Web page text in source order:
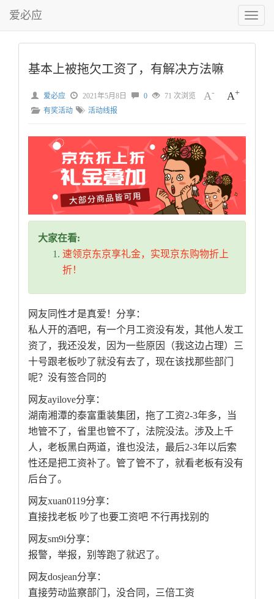
切
换
菜
爱必应
基本上被拖欠工资了，有解决方法嘛
A- A+
爱必应 2021年5月8日 0
71 次浏览
有奖活动
活动线报
大家在看:
速领京东京享礼金，实现京东购物折上
折！
网友同性才是真爱！分享：
私人开的酒吧，有一个月工资没有发，其他人发工
资了，我还没发，因为一些原因（我这边占理）三
十号跟老板吵了就没有去了，现在该找那些部门
呢？没有签合同的
网友ayilove分享：
湖南湘潭的泰富重装集团，拖了工资2-3年多，当
地管不了，省里也管不了，法院没法。涉及上千
人，老板黑白两道，谁也没法，最后2-3年以后索
性还是把工资补了。管了管不了，就看老板有没有
后台了。
网友xuan0119分享：
直接找老板 吵了也要工资吧 不行再找别的
网友sm9i分享：
报警，举报，别等跑了就迟了。
网友dosjean分享：
直接劳动监察部门，没合同，三倍工资